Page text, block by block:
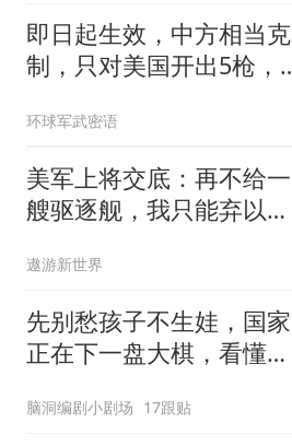
即日起生效，中方相当克
制，只对美国开出5枪，
环球军武密语
美军上将交底：再不给一
艘驱逐舰，我只能弃以色
遨游新世界
先别愁孩子不生娃，国家
正在下一盘大棋，看懂的
脑洞编剧小剧场 17跟贴